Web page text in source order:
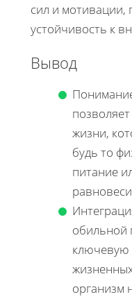
сил и мотивации,
устойчивость к
Вывод
жизни,
будь то
питание
обильной
ключевую
организм